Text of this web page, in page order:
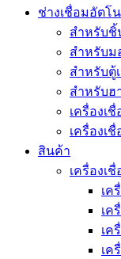
ช่างเชื่อมอัตโ
สำหรับชิ้
สำหรับม
สำหรับตู้
สำหรับฮ
เครื่องเ
เครื่องเ
สินค้า
เครื่องเ
เค
เค
เค
เค